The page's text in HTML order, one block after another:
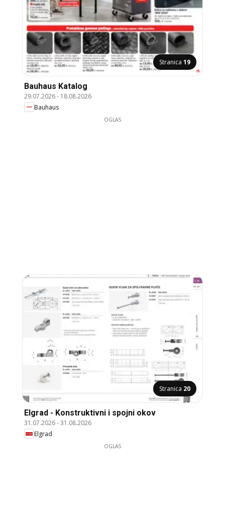
Stranica 19
Bauhaus Katalog
29.07.2026- 18.08.2026
Bauhaus
OGLAS
Stranica 20
Elgrad - Konstruktivni i spojni okov
31.07.2026-31.08.2026
Elgrad
OGLAS